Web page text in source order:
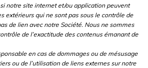
notre site internet et/ou application peuvent
extérieurs qui ne sont pas sous le contrôle de
de lien avec notre Société. Nous ne sommes
de l’exactitude des contenus émanant de
en cas de dommages ou de mésusage
ou de l’utilisation de liens externes sur notre